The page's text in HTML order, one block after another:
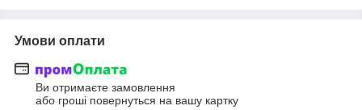
Умови оплати
Ви отримаєте замовлення
або гроші повернуться на вашу картку